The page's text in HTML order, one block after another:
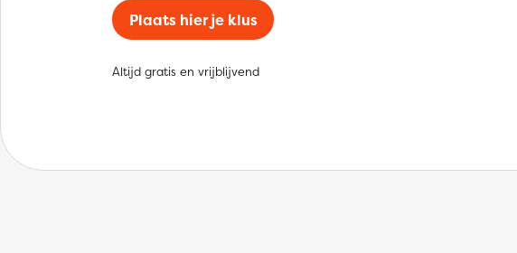
Plaats hier je klus
Altijd gratis en vrijblijvend